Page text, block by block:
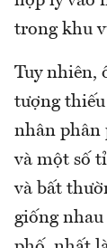
trong khu
Tuy nhiên,
tượng
nhân phân
và một số
và bất
giống